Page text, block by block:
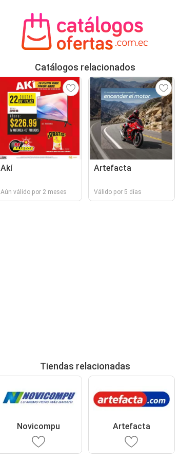
Catálogos relacionados
Akí
Aún válido por 2 meses
Artefacta
Válido por 5 días
Tiendas relacionadas
Novicompu Artefacta